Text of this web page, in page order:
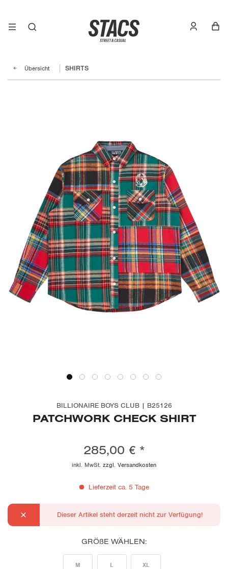
Übersicht SHIRTS
BILLIONAIRE BOYS CLUB | B25126
PATCHWORK CHECK SHIRT
285,00 € *
inkl. MwSt. zzgl. Versandkosten
Lieferzeit ca. 5 Tage
Dieser Artikel steht derzeit nicht zur Verfügung!
GRÖßE WÄHLEN:
M L XL